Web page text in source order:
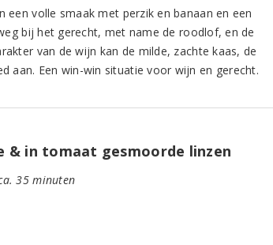
volle smaak met perzik en banaan en een
bij het gerecht, met name de roodlof, en de
van de wijn kan de milde, zachte kaas, de
aan. Een win-win situatie voor wijn en gerecht.
& in tomaat gesmoorde linzen
35 minuten